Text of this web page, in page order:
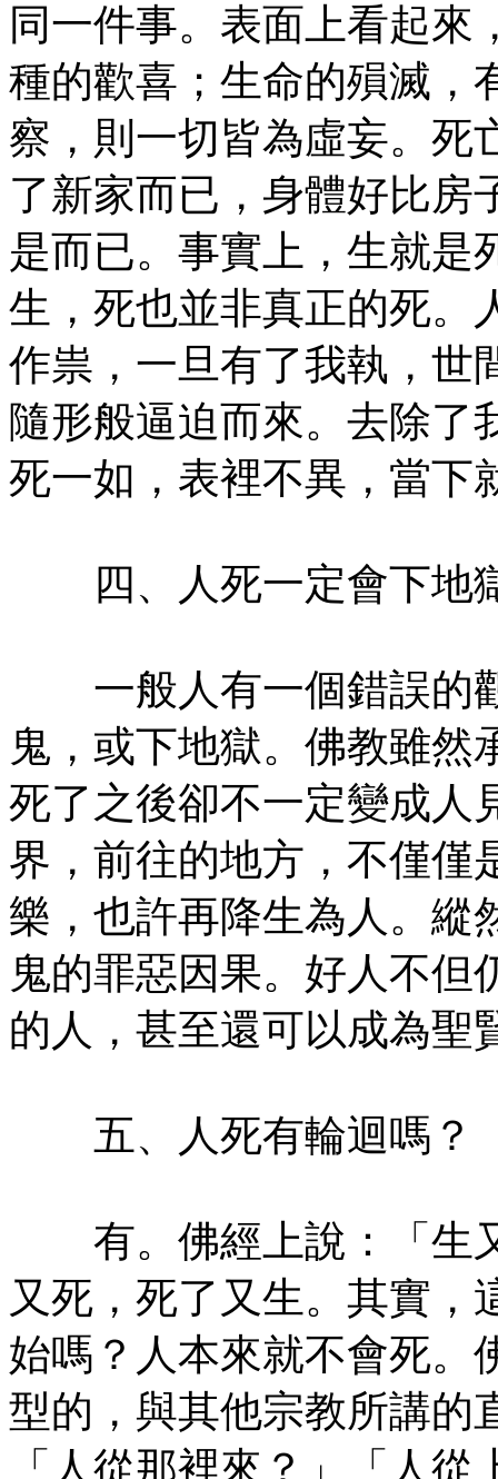
同一件事。表面上看起來
種的歡喜；生命的殞滅，
察，則一切皆為虛妄。死
了新家而已，身體好比房
是而已。事實上，生就是
生，死也並非真正的死。
作祟，一旦有了我執，世
隨形般逼迫而來。去除了
死一如，表裡不異，當下
四、人死一定會下地
一般人有一個錯誤的
鬼，或下地獄。佛教雖然
死了之後卻不一定變成人
界，前往的地方，不僅僅
樂，也許再降生為人。縱
鬼的罪惡因果。好人不但
的人，甚至還可以成為聖
五、人死有輪迴嗎？
有。佛經上說：「生
又死，死了又生。其實，
始嗎？人本來就不會死。
型的，與其他宗教所講的
「人從那裡來？」「人